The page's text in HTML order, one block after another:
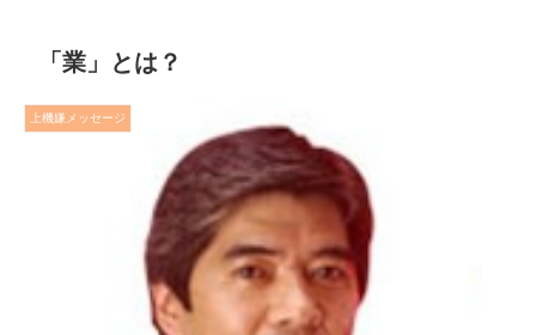
「業」とは？
上機嫌メッセージ